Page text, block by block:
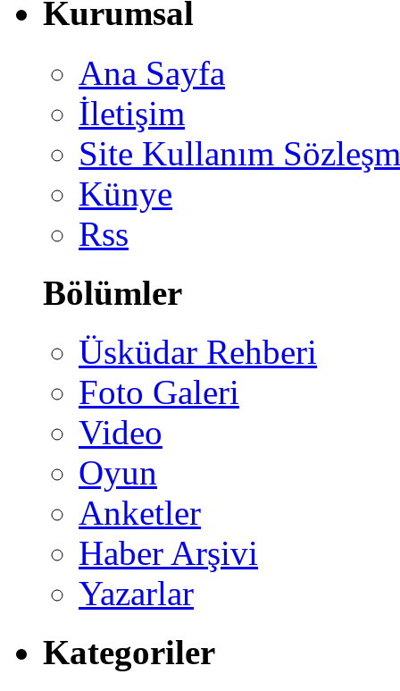
Kurumsal
Ana Sayfa
İletişim
Site Kullanım
Künye
Rss
Bölümler
Üsküdar Rehberi
Foto Galeri
Video
Oyun
Anketler
Haber Arşivi
Yazarlar
Kategoriler